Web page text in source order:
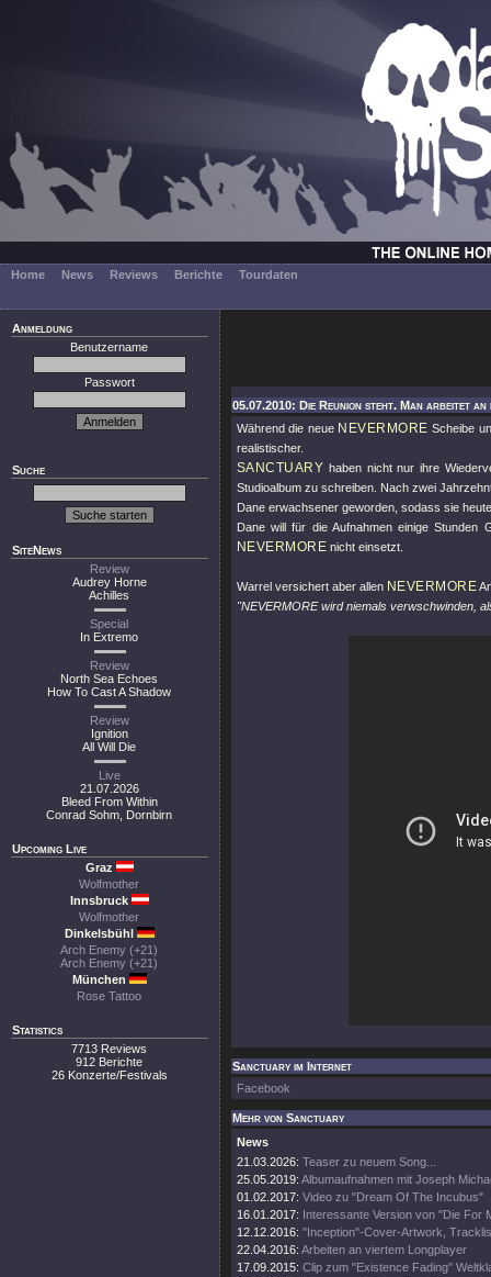
Home News Reviews Berichte Tourdaten
Anmeldung
Benutzername
Passwort
Suche
SiteNews
Review
Audrey Horne
Achilles
Special
In Extremo
Review
North Sea Echoes
How To Cast A Shadow
Review
Ignition
All Will Die
Live
21.07.2026
Bleed From Within
Conrad Sohm, Dornbirn
Upcoming Live
Graz
Wolfmother
Innsbruck
Wolfmother
Dinkelsbühl
Arch Enemy (+21)
Arch Enemy (+21)
München
Rose Tattoo
Statistics
7713 Reviews
912 Berichte
26 Konzerte/Festivals
05.07.2010: Die Reunion steht. Man arbeitet
Während die neue NEVERMORE Scheibe
realistischer.
SANCTUARY haben nicht nur ihre
Studioalbum zu schreiben. Nach zwei
Dane erwachsener geworden, sodass sie
Dane will für die Aufnahmen einige Stunden
NEVERMORE nicht einsetzt.
Warrel versichert aber allen NEVERMORE
"NEVERMORE wird niemals verwschwinden,
Sanctuary im Internet
Facebook
Mehr von Sanctuary
News
21.03.2026: Teaser zu neuem Song...
25.05.2019: Albumaufnahmen mit Joseph
01.02.2017: Video zu "Dream Of The Incubus"
16.01.2017: Interessante Version von "Die For
12.12.2016: "Inception"-Cover-Artwork,
22.04.2016: Arbeiten an viertem Longplayer
17.09.2015: Clip zum "Existence Fading"